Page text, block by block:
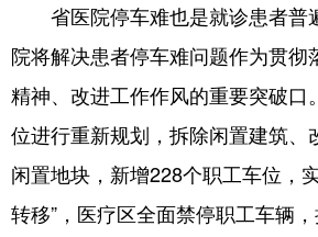
省医院停车难也是就诊患者普
院将解决患者停车难问题作为贯彻
精神、改进工作作风的重要突破口
位进行重新规划，拆除闲置建筑、
闲置地块，新增228个职工车位，
转移”，医疗区全面禁停职工车辆